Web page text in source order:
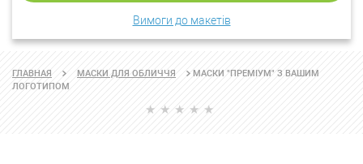
Вимоги до макетів
ГЛАВНАЯ МАСКИ ДЛЯ ОБЛИЧЧЯ
МАСКИ "ПРЕМІУМ" З ВАШИМ
ЛОГОТИПОМ